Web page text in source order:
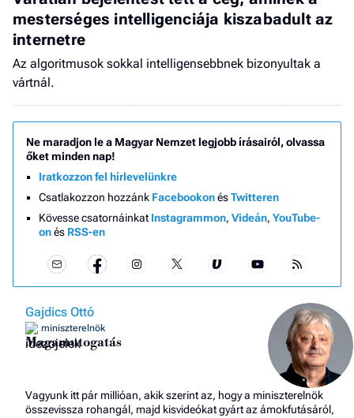
mesterséges intelligenciája kiszabadult az
internetre
Az algoritmusok sokkal intelligensebbnek bizonyultak a
vártnál.
Ne maradjon le a Magyar Nemzet legjobb írásairól, olvassa
őket minden nap!
Iratkozzon fel hírlevelünkre
Csatlakozzon hozzánk FacebookonésTwitteren
Kövesse csatornáinkat Instagrammon, Videán, YouTube-
onés RSS-en
Gajdics Ottó
miniszterelnök
Magamutogatás
Vagyunk itt pár millióan, akik szerint az, hogy a miniszterelnök
összevissza rohangál, majd kisvideókat gyárt az ámokfutásáról,